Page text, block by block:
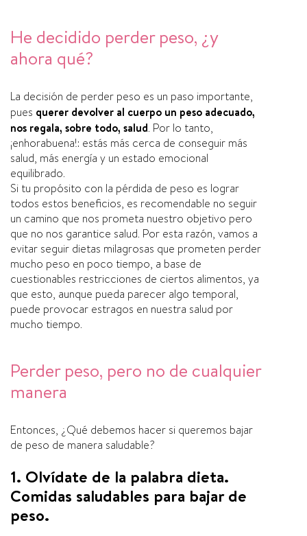
He decidido perder peso, ¿y
ahora qué?
La decisión de perder peso es un paso importante,
pues querer devolver al cuerpo un peso adecuado,
nos regala, sobre todo, salud. Por lo tanto,
¡enhorabuena!: estás más cerca de conseguir más
salud, más energía y un estado emocional
equilibrado.
Si tu propósito con la pérdida de peso es lograr
todos estos beneficios, es recomendable no seguir
un camino que nos prometa nuestro objetivo pero
que no nos garantice salud. Por esta razón, vamos a
evitar seguir dietas milagrosas que prometen perder
mucho peso en poco tiempo, a base de
cuestionables restricciones de ciertos alimentos, ya
que esto, aunque pueda parecer algo temporal,
puede provocar estragos en nuestra salud por
mucho tiempo.
Perder peso, pero no de cualquier
manera
Entonces, ¿Qué debemos hacer si queremos bajar
de peso de manera saludable?
1. Olvídate de la palabra dieta.
Comidas saludables para bajar de
peso.